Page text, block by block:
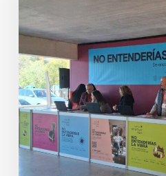
de
Check-
in
superan
a
las
Licencias